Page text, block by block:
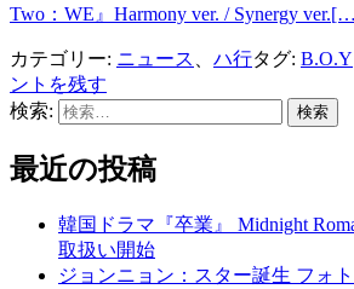
Two：WE』Harmony ver. / Synergy ver.
カテゴリー: ニュース ハ行タグ: B.O.Y
ントを残す
検索:
最近の投稿
韓国ドラマ『卒業』 Midnight
取扱い開始
ジョンニョン：スター誕生 フォ